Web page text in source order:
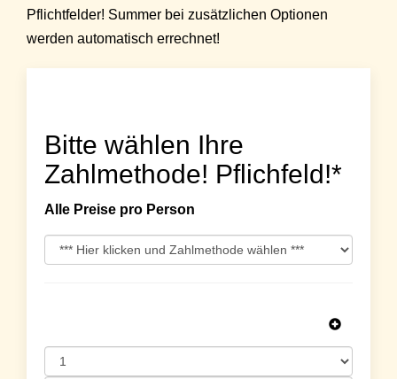
Pflichtfelder! Summer bei zusätzlichen Optionen
werden automatisch errechnet!
Bitte wählen Ihre
Zahlmethode! Pflichfeld!*
Alle Preise pro Person